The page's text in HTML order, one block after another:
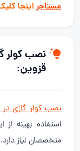
مستاجر اینجا
نصب کولر
قزوین:
نصب کولر گازی در
استفاده بهینه
متخصصان نیاز